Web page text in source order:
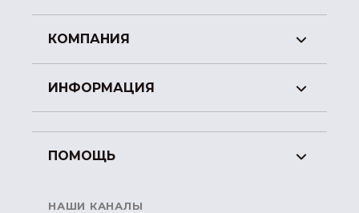
КОМПАНИЯ
ИНФОРМАЦИЯ
ПОМОЩЬ
НАШИ КАНАЛЫ